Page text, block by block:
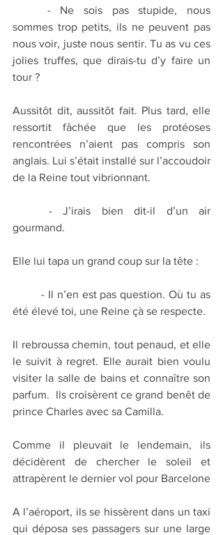
sommes trop petits, ils ne peuvent pas
nous voir, juste nous sentir. Tu as vu ces
jolies truffes, que dirais-tu d’y faire un
tour ?
Aussitôt dit, aussitôt fait. Plus tard, elle
ressortit fâchée que les protéoses
rencontrées n’aient pas compris son
anglais. Lui s’était installé sur l’accoudoir
de la Reine tout vibrionnant.
gourmand.
Elle lui tapa un grand coup sur la tête :
été élevé toi, une Reine çà se respecte.
Il rebroussa chemin, tout penaud, et elle
le suivit à regret. Elle aurait bien voulu
visiter la salle de bains et connaître son
parfum.  Ils croisèrent ce grand benêt de
prince Charles avec sa Camilla.
Comme il pleuvait le lendemain, ils
décidèrent de chercher le soleil et
attrapèrent le dernier vol pour Barcelone
A l’aéroport, ils se hissèrent dans un taxi
qui déposa ses passagers sur une large